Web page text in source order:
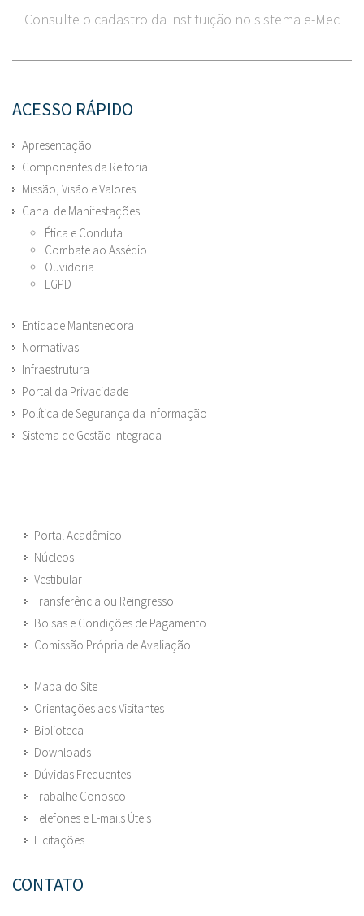
Consulte o cadastro da instituição no sistema e-Mec
ACESSO RÁPIDO
Apresentação
Componentes da Reitoria
Missão, Visão e Valores
Canal de Manifestações
Ética e Conduta
Combate ao Assédio
Ouvidoria
LGPD
Entidade Mantenedora
Normativas
Infraestrutura
Portal da Privacidade
Política de Segurança da Informação
Sistema de Gestão Integrada
Portal Acadêmico
Núcleos
Vestibular
Transferência ou Reingresso
Bolsas e Condições de Pagamento
Comissão Própria de Avaliação
Mapa do Site
Orientações aos Visitantes
Biblioteca
Downloads
Dúvidas Frequentes
Trabalhe Conosco
Telefones e E-mails Úteis
Licitações
CONTATO